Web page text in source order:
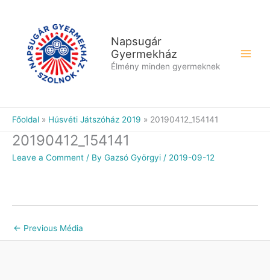
Napsugár
Gyermekház
Élmény minden gyermeknek
Főoldal Húsvéti Játszóház 2019 20190412_154141
20190412_154141
Leave a Comment / By Gazsó Györgyi / 2019-09-12
← Previous Média